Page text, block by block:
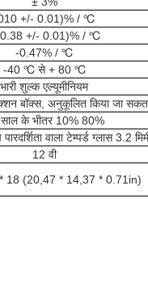
+/- 0.01)% / ℃
+/- 0.01)% / ℃
-0.47% / ℃
-40 ℃ से + 80 ℃
भारी शुल्क एल्यूमीनियम
बॉक्स, अनुकूलित किया जा
के भीतर 10% 80%
वाला टेम्पर्ड ग्लास 3.2
12 वी
18 (20,47 * 14,37 * 0.71in)